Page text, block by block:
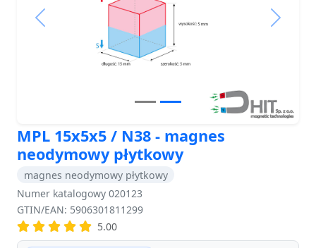
Previous Next
MPL 15x5x5 / N38 - magnes
neodymowy płytkowy
magnes neodymowy płytkowy
Numer katalogowy 020123
GTIN/EAN: 5906301811299
5.00